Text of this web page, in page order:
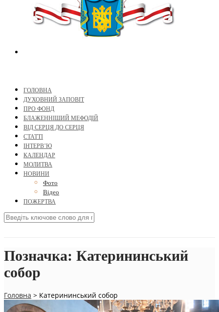
ГОЛОВНА
ДУХОВНИЙ ЗАПОВІТ
ПРО ФОНД
БЛАЖЕННІШИЙ МЕФОДІЙ
ВІД СЕРЦЯ ДО СЕРЦЯ
СТАТТІ
ІНТЕРВ’Ю
КАЛЕНДАР
МОЛИТВА
НОВИНИ
Фото
Відео
ПОЖЕРТВА
Позначка: Катерининський
собор
Головна > Катерининський собор